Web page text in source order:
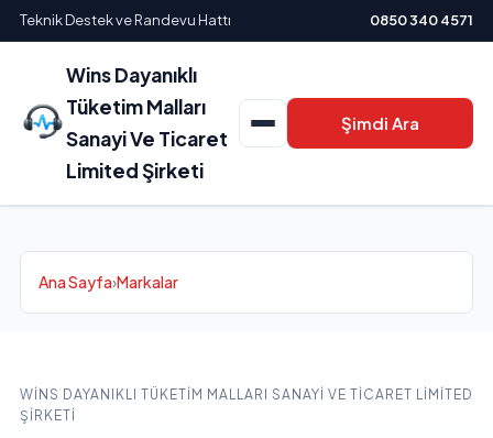
Teknik Destek ve Randevu Hattı 0850 340 4571
Wins Dayanıklı
Tüketim Malları
Sanayi Ve Ticaret
Limited Şirketi
Şimdi Ara
Ana Sayfa›Markalar
WINS DAYANIKLI TÜKETIM MALLARI SANAYI VE TICARET LIMITED
ŞIRKETI